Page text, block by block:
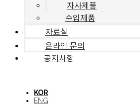
자사제품
수입제품
자료실
온라인 문의
공지사항
KOR
ENG